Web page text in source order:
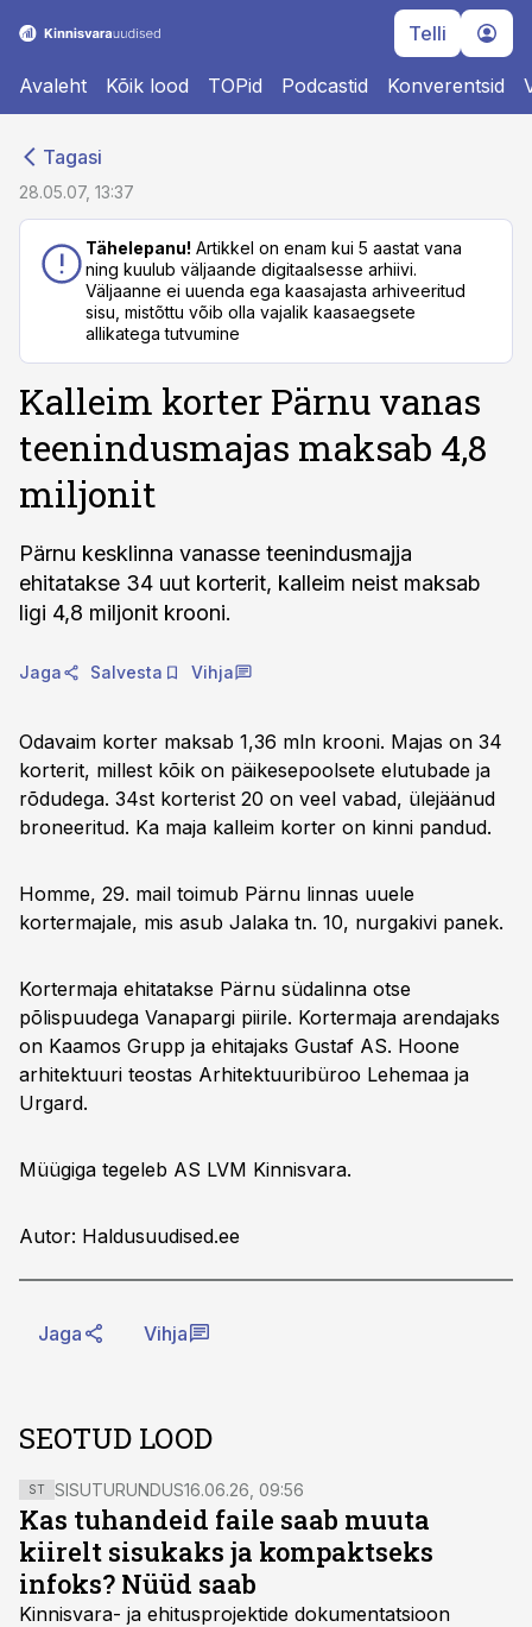
Telli
Avaleht Kõik lood TOPid Podcastid Konverentsid
Tagasi
28.05.07, 13:37
Tähelepanu! Artikkel on enam kui 5 aastat vana
ning kuulub väljaande digitaalsesse arhiivi.
Väljaanne ei uuenda ega kaasajasta arhiveeritud
sisu, mistõttu võib olla vajalik kaasaegsete
allikatega tutvumine
Kalleim korter Pärnu vanas
teenindusmajas maksab 4,8
miljonit
Pärnu kesklinna vanasse teenindusmajja
ehitatakse 34 uut korterit, kalleim neist maksab
ligi 4,8 miljonit krooni.
Jaga Salvesta Vihja
Odavaim korter maksab 1,36 mln krooni. Majas on 34
korterit, millest kõik on päikesepoolsete elutubade ja
rõdudega. 34st korterist 20 on veel vabad, ülejäänud
broneeritud. Ka maja kalleim korter on kinni pandud.
Homme, 29. mail toimub Pärnu linnas uuele
kortermajale, mis asub Jalaka tn. 10, nurgakivi panek.
Kortermaja ehitatakse Pärnu südalinna otse
põlispuudega Vanapargi piirile. Kortermaja arendajaks
on Kaamos Grupp ja ehitajaks Gustaf AS. Hoone
arhitektuuri teostas Arhitektuuribüroo Lehemaa ja
Urgard.
Müügiga tegeleb AS LVM Kinnisvara.
Autor: Haldusuudised.ee
Jaga Vihja
SEOTUD LOOD
ST SISUTURUNDUS16.06.26, 09:56
Kas tuhandeid faile saab muuta
kiirelt sisukaks ja kompaktseks
infoks? Nüüd saab
Kinnisvara- ja ehitusprojektide dokumentatsioon